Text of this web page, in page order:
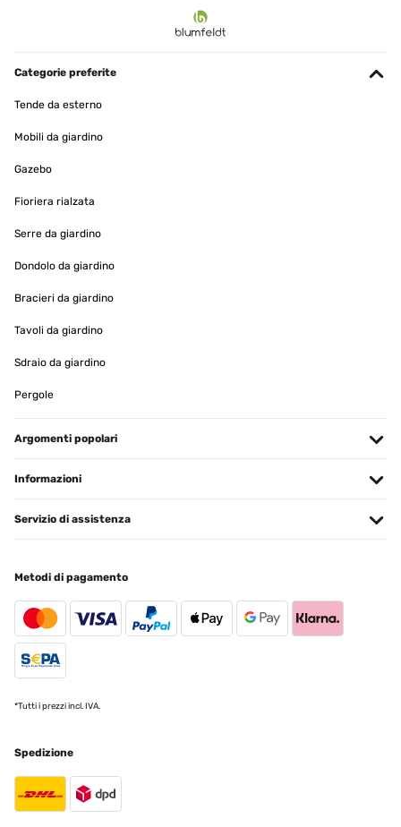
Categorie preferite
Tende da esterno
Mobili da giardino
Gazebo
Fioriera rialzata
Serre da giardino
Dondolo da giardino
Bracieri da giardino
Tavoli da giardino
Sdraio da giardino
Pergole
Argomenti popolari
Informazioni
Servizio di assistenza
Metodi di pagamento
*Tutti i prezzi incl. IVA.
Spedizione